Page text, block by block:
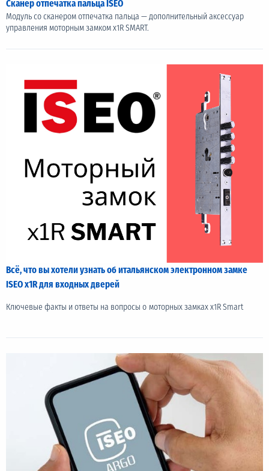
Сканер отпечатка пальца ISEO
Модуль со сканером отпечатка пальца — дополнительный аксессуар
управления моторным замком x1R SMART.
Всё, что вы хотели узнать об итальянском электронном замке
ISEO x1R для входных дверей
Ключевые факты и ответы на вопросы о моторных замках x1R Smart